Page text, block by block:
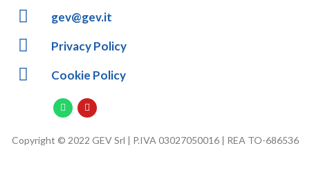
gev@gev.it
Privacy Policy
Cookie Policy
Copyright © 2022 GEV Srl | P.IVA 03027050016 | REA TO-686536